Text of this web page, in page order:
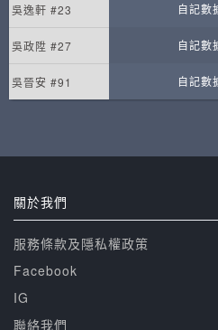
吳逸軒 #23 自記數
吳政陞 #27 自記數
吳晉安 #91 自記數
關於我們
服務條款及隱私權政策
Facebook
IG
聯絡我們